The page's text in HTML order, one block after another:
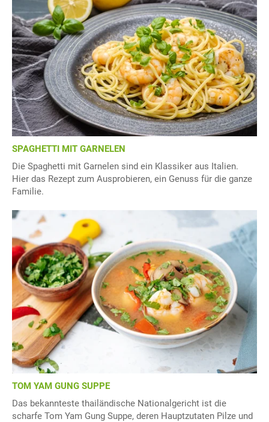
SPAGHETTI MIT GARNELEN
Die Spaghetti mit Garnelen sind ein Klassiker aus Italien.
Hier das Rezept zum Ausprobieren, ein Genuss für die ganze
Familie.
TOM YAM GUNG SUPPE
Das bekannteste thailändische Nationalgericht ist die
scharfe Tom Yam Gung Suppe, deren Hauptzutaten Pilze und